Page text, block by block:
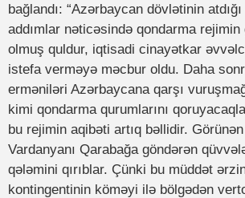
bağlandı: “Azərbaycan dövlətinin
addımlar nəticəsində qondarma
olmuş quldur, iqtisadi cinayətkar
istefa verməyə məcbur oldu. Daha
erməniləri Azərbaycana qarşı
kimi qondarma qurumlarını
bu rejimin aqibəti artıq bəllidir.
Vardanyanı Qarabağa göndərən
qələmini qırıblar. Çünki bu müddət
kontingentinin köməyi ilə bölgədən